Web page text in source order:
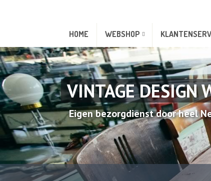
HOME WEBSHOP
VINTAGE DESIGN
Eigen bezorgdienst door heel